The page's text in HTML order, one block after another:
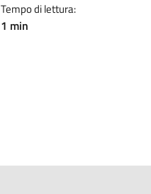
Tempo di lettura:
1 min